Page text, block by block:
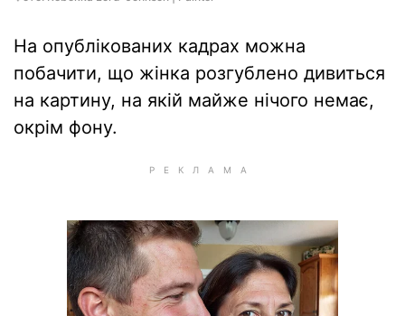
На опублікованих кадрах можна
побачити, що жінка розгублено дивиться
на картину, на якій майже нічого немає,
окрім фону.